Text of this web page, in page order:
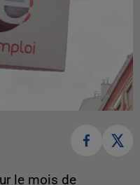
le mois de